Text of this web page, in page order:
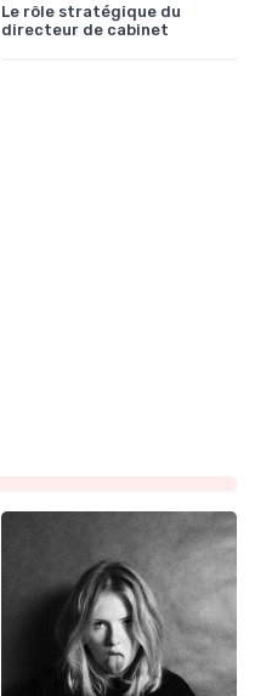
Le rôle stratégique du
directeur de cabinet